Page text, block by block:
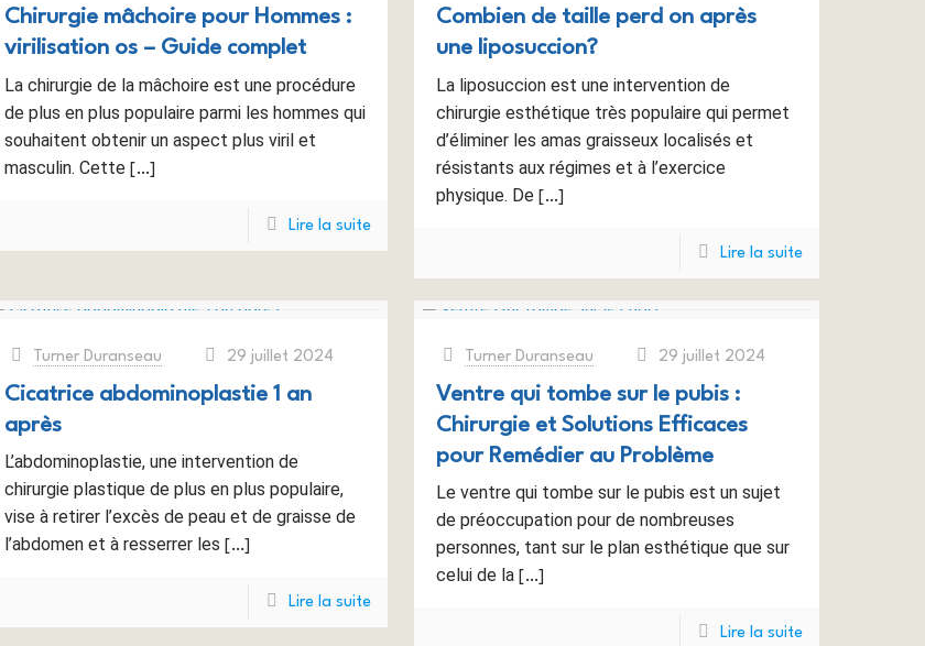
Chirurgie mâchoire pour Hommes :
virilisation os – Guide complet
La chirurgie de la mâchoire est une procédure
de plus en plus populaire parmi les hommes qui
souhaitent obtenir un aspect plus viril et
masculin. Cette[…]
Lire la suite
Combien de taille perd on après
une liposuccion?
La liposuccion est une intervention de
chirurgie esthétique très populaire qui permet
d’éliminer les amas graisseux localisés et
résistants aux régimes et à l’exercice
physique. De[…]
Lire la suite
Turner Duranseau 29 juillet 2024
Cicatrice abdominoplastie 1 an
après
L’abdominoplastie, une intervention de
chirurgie plastique de plus en plus populaire,
vise à retirer l’excès de peau et de graisse de
l’abdomen et à resserrer les […]
Lire la suite
Turner Duranseau 29 juillet 2024
Ventre qui tombe sur le pubis :
Chirurgie et Solutions Efficaces
pour Remédier au Problème
Le ventre qui tombe sur le pubis est un sujet
de préoccupation pour de nombreuses
personnes, tant sur le plan esthétique que sur
celui de la[…]
Lire la suite